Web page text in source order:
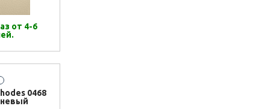
от 4-6
0468